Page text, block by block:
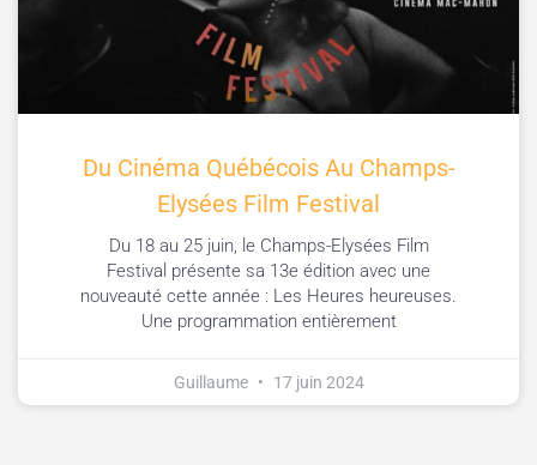
Du Cinéma Québécois Au Champs-
Elysées Film Festival
Du 18 au 25 juin, le Champs-Elysées Film
Festival présente sa 13e édition avec une
nouveauté cette année : Les Heures heureuses.
Une programmation entièrement
Guillaume 17 juin 2024